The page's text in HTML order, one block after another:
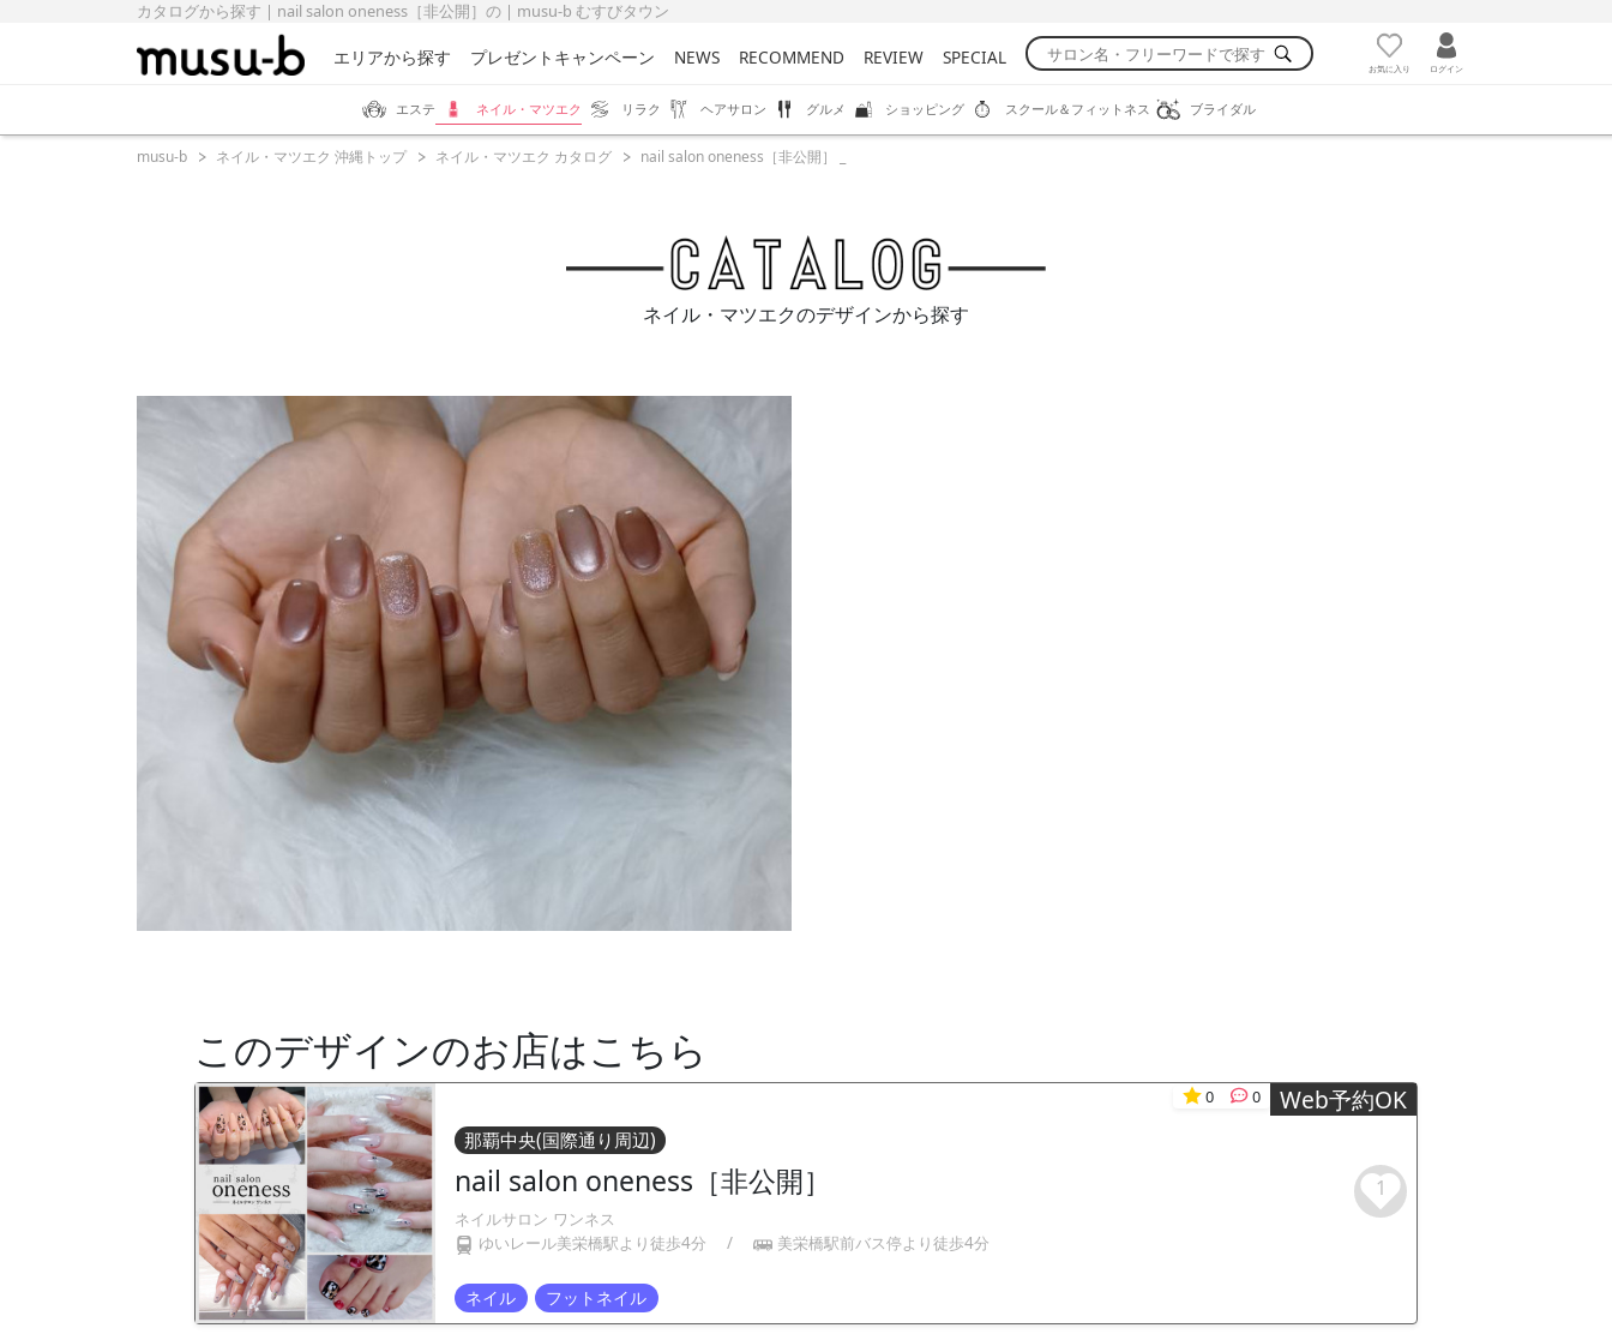
カタログから探す | nail salon oneness［非公開］の | musu-b むすびタウン
エリアから探す プレゼントキャンペーン NEWS RECOMMEND REVIEW SPECIAL お気に入り ログイン
エステ ネイル・マツエク リラク ヘアサロン グルメ ショッピング スクール＆フィットネス ブライダル
musu-b ネイル・マツエク 沖縄トップ ネイル・マツエク カタログ nail salon oneness［非公開］ _
ネイル・マツエクのデザインから探す
このデザインのお店はこちら
Web予約OK
ネイル フットネイル
那覇中央(国際通り周辺)
0 0
nail salon oneness［非公開］
ネイルサロン ワンネス
ゆいレール美栄橋駅より徒歩4分
/ 美栄橋駅前バス停より徒歩4分
1